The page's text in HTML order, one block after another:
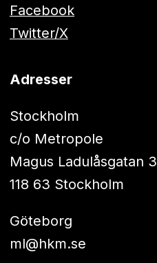
Facebook
Twitter/X
Adresser
Stockholm
c/o Metropole
Magus Ladulåsgatan 3
118 63 Stockholm
Göteborg
ml@hkm.se